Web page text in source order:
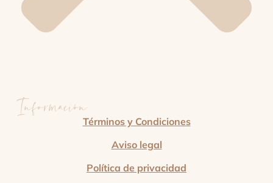
InformaciónTérminos y Condiciones
Aviso legal
Política de privacidad